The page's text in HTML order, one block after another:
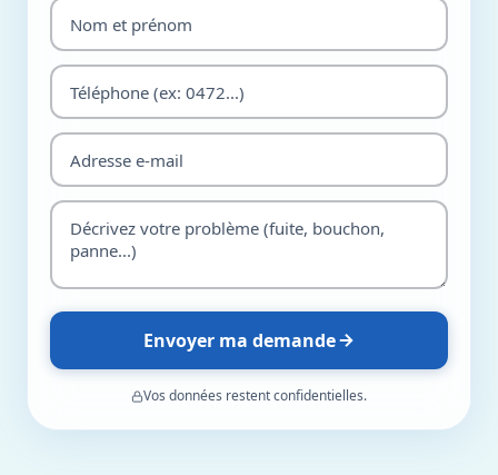
Envoyer ma demande
Vos données restent confidentielles.